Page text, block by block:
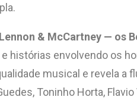
& McCartney — os
histórias envolvendo os
musical e revela a
Toninho Horta,